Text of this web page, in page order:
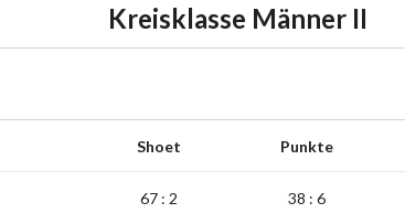
Kreisklasse Männer II
Shoet Punkte
67 : 2 38 : 6